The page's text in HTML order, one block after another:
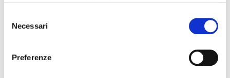
modificare o revocare il proprio consenso in qualsiasi
momento dalla Dichiarazione sui cookie o facendo clic
delNecessari
Preferenze
Amin 21 K al cacao - 21
bustine
Amin 21 K neutro
55,18 €